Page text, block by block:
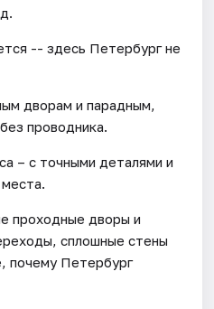
-- здесь Петербург не
дворам и парадным,
проводника.
– с точными деталями и
проходные дворы и
сплошные стены
почему Петербург